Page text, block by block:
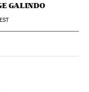
GALINDO